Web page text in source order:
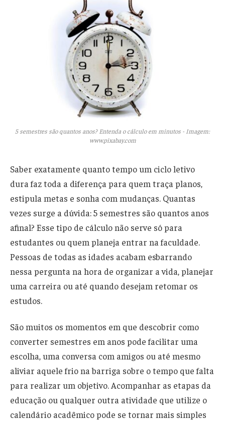
5 semestres são quantos anos? Entenda o cálculo em minutos - Imagem:
www.pixabay.com
Saber exatamente quanto tempo um ciclo letivo
dura faz toda a diferença para quem traça planos,
estipula metas e sonha com mudanças. Quantas
vezes surge a dúvida: 5 semestres são quantos anos
afinal? Esse tipo de cálculo não serve só para
estudantes ou quem planeja entrar na faculdade.
Pessoas de todas as idades acabam esbarrando
nessa pergunta na hora de organizar a vida, planejar
uma carreira ou até quando desejam retomar os
estudos.
São muitos os momentos em que descobrir como
converter semestres em anos pode facilitar uma
escolha, uma conversa com amigos ou até mesmo
aliviar aquele frio na barriga sobre o tempo que falta
para realizar um objetivo. Acompanhar as etapas da
educação ou qualquer outra atividade que utilize o
calendário acadêmico pode se tornar mais simples